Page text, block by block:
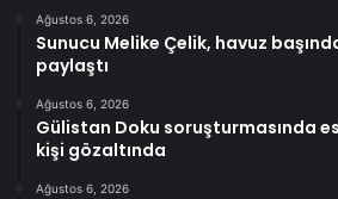
Ağustos 6, 2026
Sunucu Melike Çelik, havuz
paylaştı
Ağustos 6, 2026
Gülistan Doku soruşturmasında
kişi gözaltında
Ağustos 6, 2026